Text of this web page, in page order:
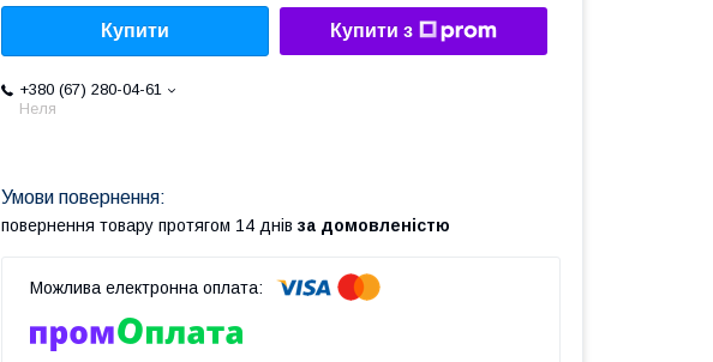
Купити Купити з
+380 (67) 280-04-61
Неля
повернення товару протягом 14 днів за домовленістю